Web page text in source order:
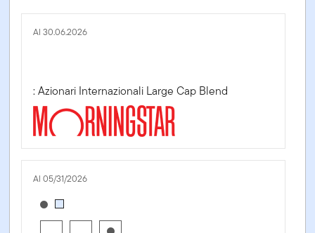
Al 30.06.2026
: Azionari Internazionali Large Cap Blend
Al 05/31/2026
[products.morningstar-stylebox-title-sr-equity]